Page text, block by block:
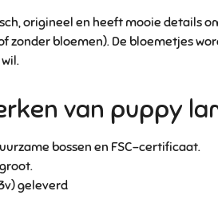
origineel en heeft mooie details
zonder bloemen). De bloemetjes
van puppy
bossen en FSC-certificaat.
groot.
geleverd